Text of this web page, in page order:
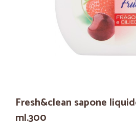
Fresh&clean sapone
ml.300